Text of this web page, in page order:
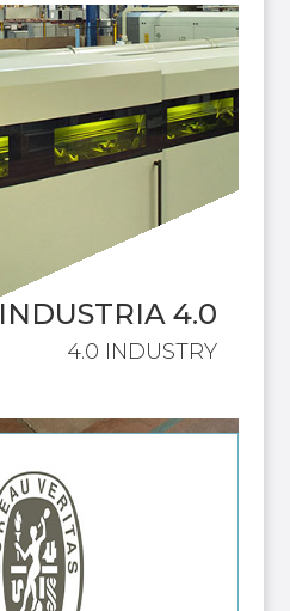
INDUSTRIA 4.0
4.0 INDUSTRY